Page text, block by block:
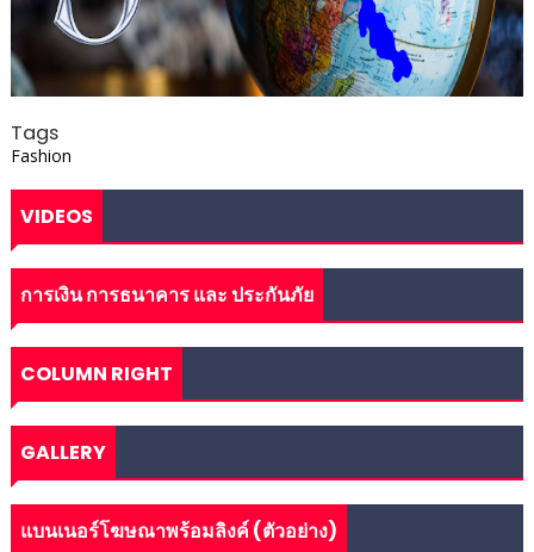
Tags
Fashion
VIDEOS
การเงิน การธนาคาร และ ประกันภัย
COLUMN RIGHT
GALLERY
แบนเนอร์โฆษณาพร้อมลิงค์ (ตัวอย่าง)